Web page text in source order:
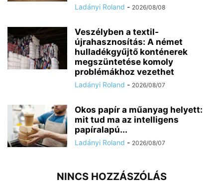
Ladányi Roland - 2026/08/08
Veszélyben a textil-
újrahasznosítás: A német
hulladékgyűjtő konténerek
megszüntetése komoly
problémákhoz vezethet
Ladányi Roland - 2026/08/07
Okos papír a műanyag helyett:
mit tud ma az intelligens
papíralapú...
Ladányi Roland - 2026/08/07
NINCS HOZZÁSZÓLÁS